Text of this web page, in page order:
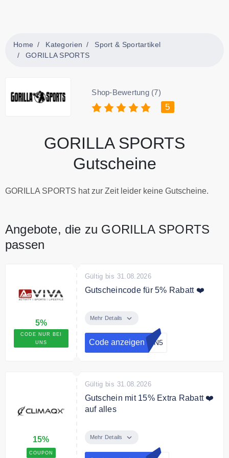
Home Kategorien
Sport & Sportartikel
GORILLA SPORTS
Shop-Bewertung (7)
5
GORILLA SPORTS
Gutscheine
GORILLA SPORTS hat zur Zeit leider keine Gutscheine.
Angebote, die zu GORILLA SPORTS
passen
5%
CODE NUR BEI
UNS
Gültig bis 31.08.2026
Gutscheincode für 5% Rabatt ❤️
Rabattcode 5% auf das gesamte
Mehr Details
Code anzeigen EIN5
15%
COUPON
Gültig bis 31.08.2026
Gutschein mit 15% Extra Rabatt ❤️
auf alles
Rabatt auf das gesamt Sortiment.
Auch auf bereits reduzierte Artikel.
Mehr Details